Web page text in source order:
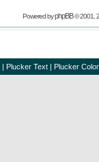
Powered byphpBB© 2001,
| Plucker Text | Plucker Color